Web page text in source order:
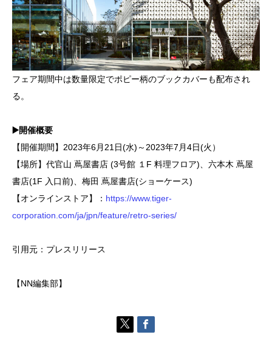
フェア期間中は数量限定でポピー柄のブックカバーも配布され
る。
▶️開催概要
【開催期間】2023年6月21日(水)～2023年7月4日(火）
【場所】代官山 蔦屋書店 (3号館 １F 料理フロア)、六本木 蔦屋
書店(1F 入口前)、梅田 蔦屋書店(ショーケース)
【オンラインストア】： https://www.tiger-
corporation.com/ja/jpn/feature/retro-series/
引用元：プレスリリース
【NN編集部】